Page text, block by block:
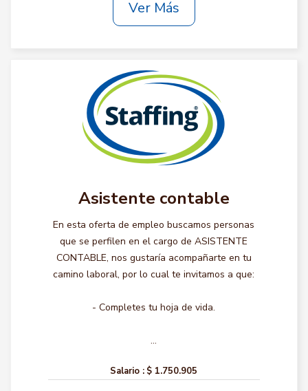
Ver Más
Asistente contable
En esta oferta de empleo buscamos personas
que se perfilen en el cargo de ASISTENTE
CONTABLE, nos gustaría acompañarte en tu
camino laboral, por lo cual te invitamos a que:
- Completes tu hoja de vida.
...
Salario : $ 1.750.905